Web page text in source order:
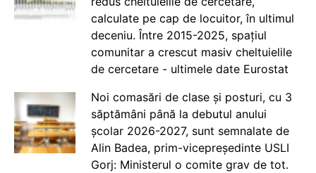
calculate pe cap de locuitor, în ultimul
deceniu. Între 2015-2025, spațiul
comunitar a crescut masiv cheltuielile
de cercetare - ultimele date Eurostat
Noi comasări de clase și posturi, cu 3
săptămâni până la debutul anului
școlar 2026-2027, sunt semnalate de
Alin Badea, prim-vicepreședinte USLI
Gorj: Ministerul o comite grav de tot.